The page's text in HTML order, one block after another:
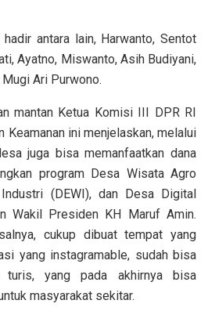
antara lain, Harwanto, Sentot
Ayatno, Miswanto, Asih Budiyani,
Ari Purwono.
mantan Ketua Komisi III DPR RI
Keamanan ini menjelaskan, melalui
juga bisa memanfaatkan dana
program Desa Wisata Agro
(DEWI), dan Desa Digital
Wakil Presiden KH Maruf Amin.
cukup dibuat tempat yang
yang instagramable, sudah bisa
turis, yang pada akhirnya bisa
masyarakat sekitar.